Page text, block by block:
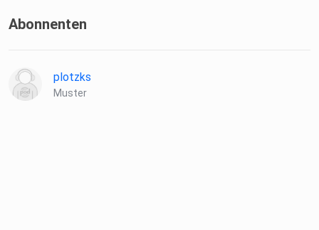
Abonnenten
plotzks
Muster